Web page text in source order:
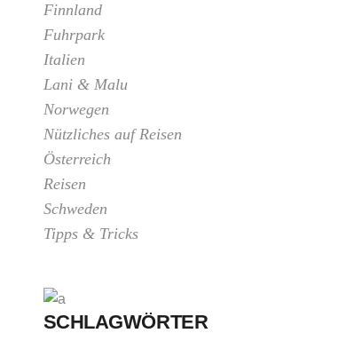
Finnland
Fuhrpark
Italien
Lani & Malu
Norwegen
Nützliches auf Reisen
Österreich
Reisen
Schweden
Tipps & Tricks
SCHLAGWÖRTER